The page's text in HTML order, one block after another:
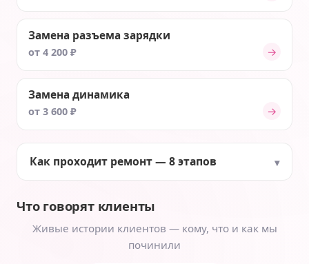
Замена разъема зарядки
от 4 200 ₽ →
Замена динамика
от 3 600 ₽ →
Как проходит ремонт — 8 этапов
Что говорят клиенты
Живые истории клиентов — кому, что и как мы
починили